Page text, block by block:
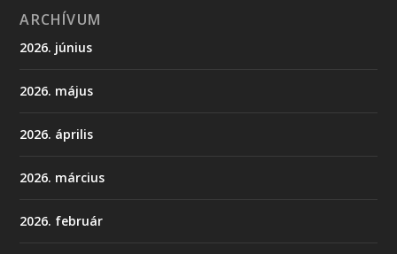
ARCHÍVUM
2026. június
2026. május
2026. április
2026. március
2026. február